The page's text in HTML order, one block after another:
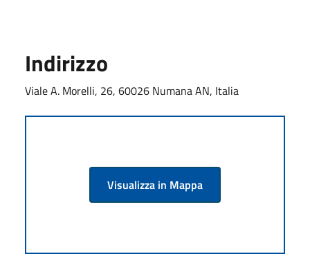
Indirizzo
Viale A. Morelli, 26, 60026 Numana AN, Italia
Visualizza in Mappa